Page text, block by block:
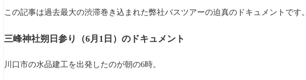
この記事は過去最大の渋滞巻き込まれた弊社バスツアーの迫真のドキュメントです。
三峰神社朔日参り（6月1日）のドキュメント
川口市の水品建工を出発したのが朝の6時。